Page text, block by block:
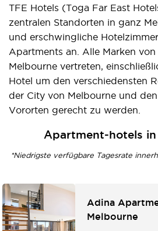
TFE Hotels (Toga Far East
zentralen Standorten in ganz
und erschwingliche
Apartments an. Alle Marken
Melbourne vertreten,
Hotel um den verschiedensten
der City von Melbourne und
Vororten gerecht zu werden.
Apartment-hotels in
*Niedrigste verfügbare Tagesrate
Adina
Melbourne